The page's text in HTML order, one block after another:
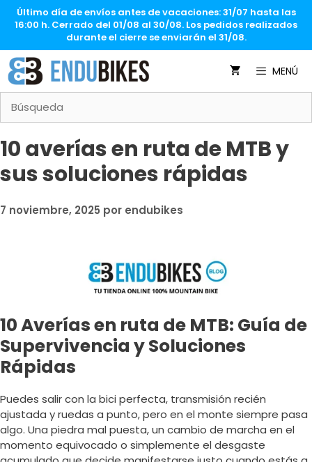
SaltarÚltimo día de envíos antes de vacaciones: 31/07 hasta las
16:00 h. Cerrado del 01/08 al 30/08. Los pedidos realizados
durante el cierre se enviarán el 31/08.
MENÚ
10 averías en ruta de MTB y
sus soluciones rápidas
7 noviembre, 2025 por endubikes
10 Averías en ruta de MTB: Guía de
Supervivencia y Soluciones
Rápidas
Puedes salir con la bici perfecta, transmisión recién
ajustada y ruedas a punto, pero en el monte siempre pasa
algo. Una piedra mal puesta, un cambio de marcha en el
momento equivocado o simplemente el desgaste